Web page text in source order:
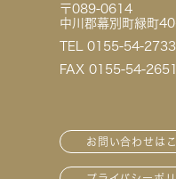
〒089-0614
中川郡幕別町緑町
TEL 0155-54-2733
FAX 0155-54-2651
お問い合わせは